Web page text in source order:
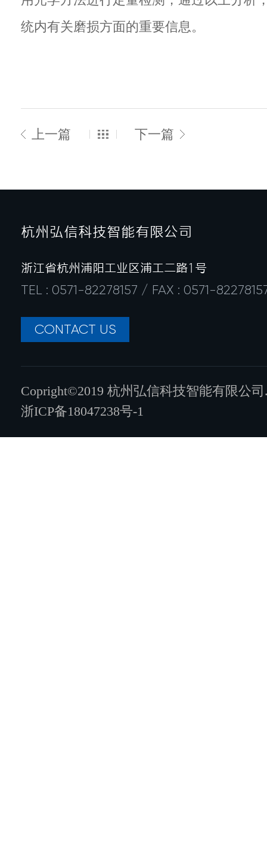
统内有关磨损方面的重要信息。
上一篇 下一篇
杭州弘信科技智能有限公司
浙江省杭州浦阳工业区浦工二路1号
TEL : 0571-82278157 / FAX : 0571-
CONTACT US
Copright©2019 杭州弘信科技智能有限公司
浙ICP备18047238号-1